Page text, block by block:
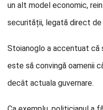
un alt model economic,
securității, legată direct de
Stoianoglo a accentuat că
este să convingă oamenii
decât actuala guvernare.